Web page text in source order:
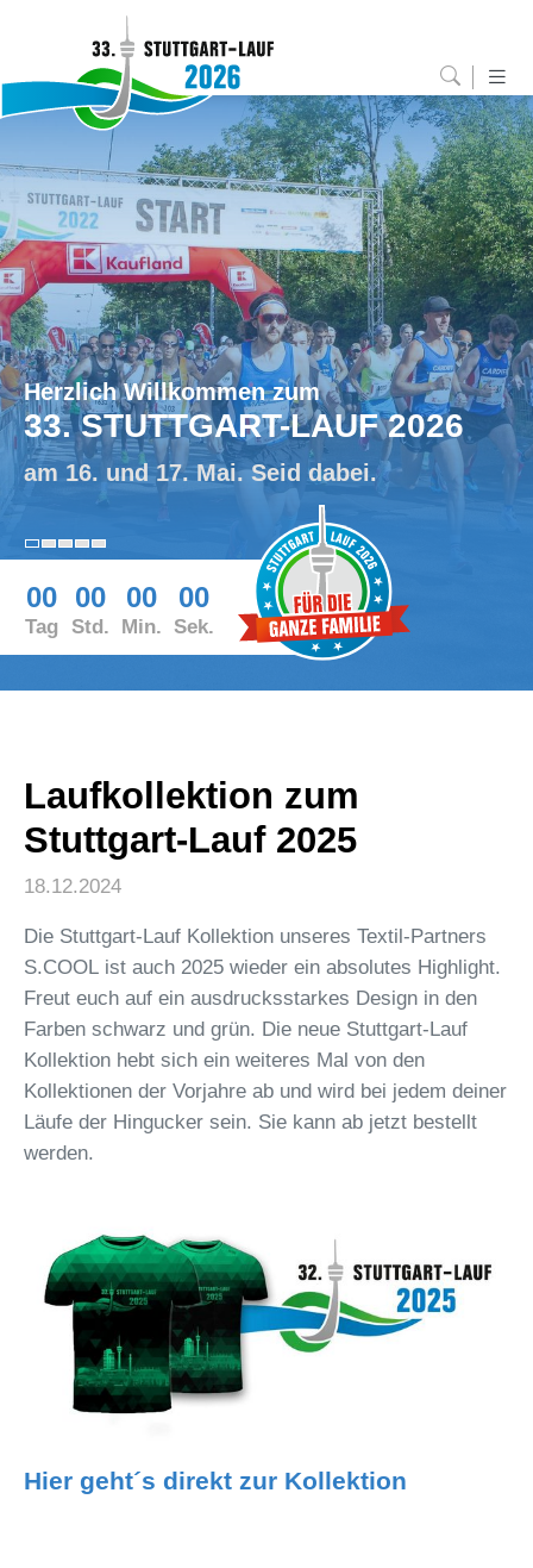
Herzlich Willkommen zum
33. STUTTGART-LAUF 2026
am 16. und 17. Mai. Seid dabei.
00
Tag
00
Std.
00
Min.
00
Sek.
Laufkollektion zum
Stuttgart-Lauf 2025
18.12.2024
Die Stuttgart-Lauf Kollektion unseres Textil-Partners
S.COOL ist auch 2025 wieder ein absolutes Highlight.
Freut euch auf ein ausdrucksstarkes Design in den
Farben schwarz und grün. Die neue Stuttgart-Lauf
Kollektion hebt sich ein weiteres Mal von den
Kollektionen der Vorjahre ab und wird bei jedem deiner
Läufe der Hingucker sein. Sie kann ab jetzt bestellt
werden.
Hier geht´s direkt zur Kollektion